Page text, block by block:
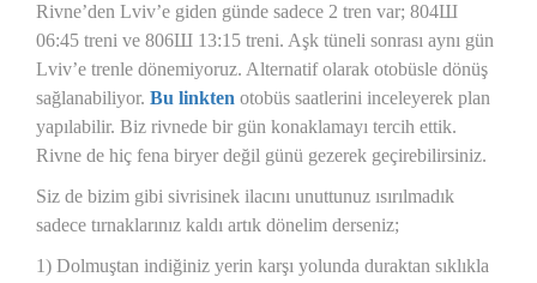
Rivne’den Lviv’e giden günde sadece 2 tren var; 804Ш
06:45 treni ve 806Ш 13:15 treni. Aşk tüneli sonrası aynı gün
Lviv’e trenle dönemiyoruz. Alternatif olarak otobüsle dönüş
sağlanabiliyor. Bu linkten otobüs saatlerini inceleyerek plan
yapılabilir. Biz rivnede bir gün konaklamayı tercih ettik.
Rivne de hiç fena biryer değil günü gezerek geçirebilirsiniz.
Siz de bizim gibi sivrisinek ilacını unuttunuz ısırılmadık
sadece tırnaklarınız kaldı artık dönelim derseniz;
1) Dolmuştan indiğiniz yerin karşı yolunda duraktan sıklıkla